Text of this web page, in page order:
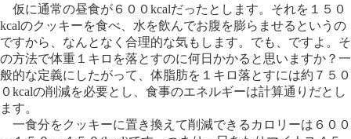
仮に通常の昼食が６００kcalだったとします。それを１５０
kcalのクッキーを食べ、水を飲んでお腹を膨らませるというの
ですから、なんとなく合理的な気もします。でも、ですよ。そ
の方法で体重１キロを落とすのに何日かかると思いますか？一
般的な定義にしたがって、体脂肪を１キロ落とすには約７５０
０kcalの削減を必要とし、食事のエネルギーは計算通りだとし
ます。
一食分をクッキーに置き換えて削減できるカロリーは６００